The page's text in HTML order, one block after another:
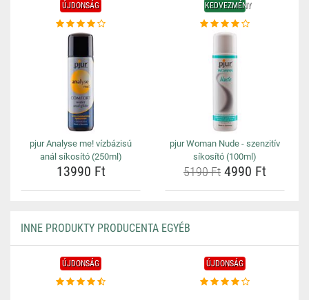
ÚJDONSÁG
pjur Analyse me! vízbázisú
anál síkosító (250ml)
13990 Ft
KEDVEZMÉNY
pjur Woman Nude - szenzitív
síkosító (100ml)
5190 Ft 4990 Ft
INNE PRODUKTY PRODUCENTA EGYÉB
ÚJDONSÁG ÚJDONSÁG